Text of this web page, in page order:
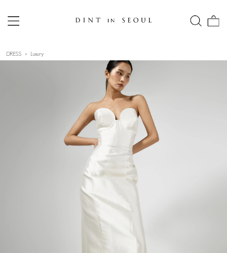
DRESS Luxury